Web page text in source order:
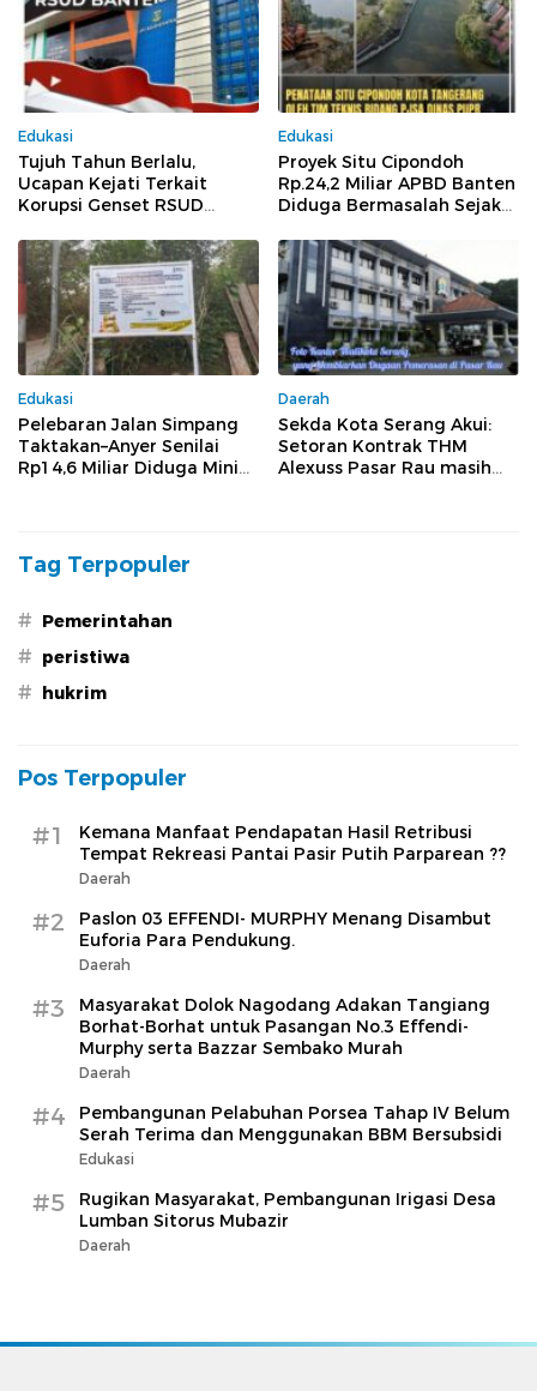
Edukasi
Tujuh Tahun Berlalu,
Ucapan Kejati Terkait
Korupsi Genset RSUD
Melenggang Bebas Tak
Tersentuh Hukum
Edukasi
Proyek Situ Cipondoh
Rp.24,2 Miliar APBD Banten
Diduga Bermasalah Sejak
Pelaksanaan
Edukasi
Pelebaran Jalan Simpang
Taktakan–Anyer Senilai
Rp14,6 Miliar Diduga Minim
Daerah
Sekda Kota Serang Akui:
Setoran Kontrak THM
Alexuss Pasar Rau masih
Tag Terpopuler
# Pemerintahan
# peristiwa
# hukrim
Pos Terpopuler
#1
Kemana Manfaat Pendapatan Hasil Retribusi
Tempat Rekreasi Pantai Pasir Putih Parparean ??
Daerah
#2
Paslon 03 EFFENDI- MURPHY Menang Disambut
Euforia Para Pendukung.
Daerah
#3
Masyarakat Dolok Nagodang Adakan Tangiang
Borhat-Borhat untuk Pasangan No.3 Effendi-
Murphy serta Bazzar Sembako Murah
Daerah
#4
Pembangunan Pelabuhan Porsea Tahap IV Belum
Serah Terima dan Menggunakan BBM Bersubsidi
Edukasi
#5
Rugikan Masyarakat, Pembangunan Irigasi Desa
Lumban Sitorus Mubazir
Daerah